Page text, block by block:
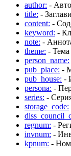
author: -
title: -
content: -
keyword: -
note: -
theme: - Тема
person_name:
pub_place: -
pub_house: -
persona: -
series: -
storage_code:
regnum: -
invnum: -
kpnum: -